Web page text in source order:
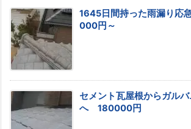
1645日間持った雨漏り
000円～
セメント瓦屋根からガル
へ 180000円